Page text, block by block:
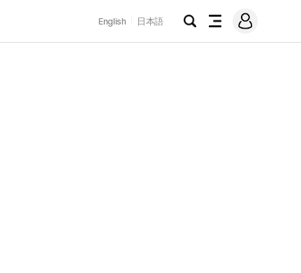
English 日本語
검
전
메
그